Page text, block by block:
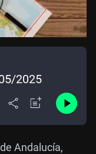
2025
Andalucía,